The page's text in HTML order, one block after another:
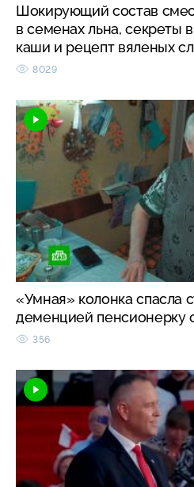
Шокирующий состав
в семенах льна, секреты
каши и рецепт вяленых
8029
«Умная» колонка спасла
деменцией пенсионерку
356